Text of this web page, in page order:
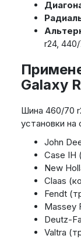
r24,
Galaxy
Шина 460/70
установки
John
Case IH
New
Claas
Fendt
Massey
Deutz-
Valtra